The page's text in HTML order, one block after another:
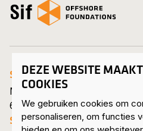
DEZE WEBSITE
COOKIES
We gebruiken cookies om
personaliseren, om functies
open_homepage
SIF HEADQUARTERS
Mijnheerkensweg 33
6041 TA Roermond •
SIF MAASVLAKTE